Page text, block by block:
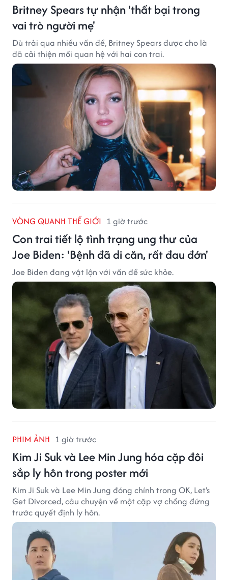
Britney Spears tự nhận 'thất bại trong
vai trò người mẹ'
Dù trải qua nhiều vấn đề, Britney Spears được cho là
đã cải thiện mối quan hệ với hai con trai.
VÒNG QUANH THẾ GIỚI 1 giờ trước
Con trai tiết lộ tình trạng ung thư của
Joe Biden: 'Bệnh đã di căn, rất đau đớn'
Joe Biden đang vật lộn với vấn đề sức khỏe.
PHIM ẢNH 1 giờ trước
Kim Ji Suk và Lee Min Jung hóa cặp đôi
sắp ly hôn trong poster mới
Kim Ji Suk và Lee Min Jung đóng chính trong OK, Let's
Get Divorced, câu chuyện về một cặp vợ chồng đứng
trước quyết định ly hôn.